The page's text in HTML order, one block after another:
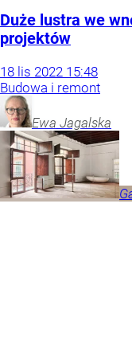
Duże lustra we
projektów
18 lis 2022 15:48
Budowa i remont
Ewa Jagalska